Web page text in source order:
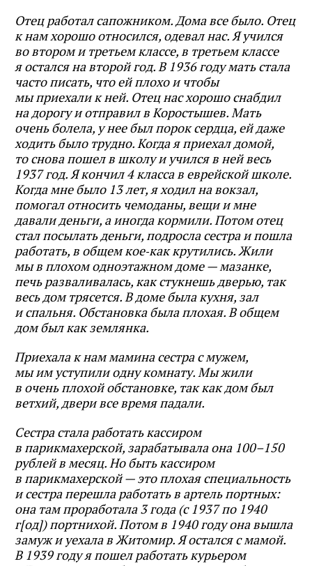
Отец работал сапожником. Дома все было. Отец
к нам хорошо относился, одевал нас. Я учился
во втором и третьем классе, в третьем классе
я остался на второй год. В 1936 году мать стала
часто писать, что ей плохо и чтобы
мы приехали к ней. Отец нас хорошо снабдил
на дорогу и отправил в Коростышев. Мать
очень болела, у нее был порок сердца, ей даже
ходить было трудно. Когда я приехал домой,
то снова пошел в школу и учился в ней весь
1937 год. Я кончил 4 класса в еврейской школе.
Когда мне было 13 лет, я ходил на вокзал,
помогал относить чемоданы, вещи и мне
давали деньги, а иногда кормили. Потом отец
стал посылать деньги, подросла сестра и пошла
работать, в общем кое‑как крутились. Жили
мы в плохом одноэтажном доме — мазанке,
печь разваливалась, как стукнешь дверью, так
весь дом трясется. В доме была кухня, зал
и спальня. Обстановка была плохая. В общем
дом был как землянка.
Приехала к нам мамина сестра с мужем,
мы им уступили одну комнату. Мы жили
в очень плохой обстановке, так как дом был
ветхий, двери все время падали.
Сестра стала работать кассиром
в парикмахерской, зарабатывала она 100–150
рублей в месяц. Но быть кассиром
в парикмахерской — это плохая специальность
и сестра перешла работать в артель портных:
она там проработала 3 года (с 1937 по 1940
г[од]) портнихой. Потом в 1940 году она вышла
замуж и уехала в Житомир. Я остался с мамой.
В 1939 году я пошел работать курьером